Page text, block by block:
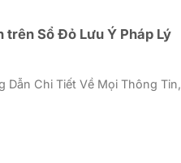
trên Sổ Đỏ Lưu Ý Pháp Lý
Dẫn Chi Tiết Về Mọi Thông Tin,